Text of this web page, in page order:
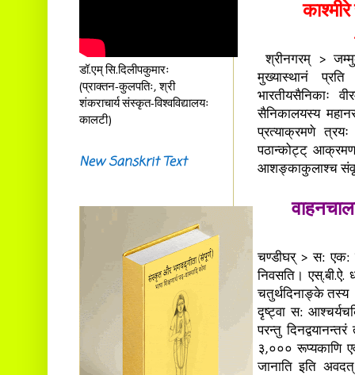
श्रीनगरम् >
मुख्यास्थानं
भारतीयसैनिकाः
सैनिकालयस्य
प्रत्याक्रमणे त्रयः
पठान्कोट्ट्
आशङ्काकुलाश्च
चण्डीघर् > स: एक:
निवसति।
चतुर्थदिनाङ्के तस्य
दृष्ट्वा स:
परन्तु
३,००० रूप्यकाणि
जानाति इति
डॉ.एम् सि.दिलीपकुमारः
(प्राक्तन-कुलपतिः, श्री
शंकराचार्य संस्कृत-विश्वविद्यालयः
कालटी)
New Sanskrit Text